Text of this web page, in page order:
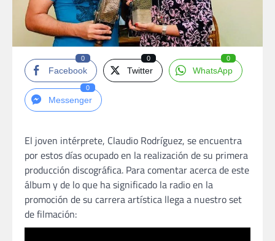
Facebook
0
Twitter
0
WhatsApp
0
Messenger
0
El joven intérprete, Claudio Rodríguez, se encuentra
por estos días ocupado en la realización de su primera
producción discográfica. Para comentar acerca de este
álbum y de lo que ha significado la radio en la
promoción de su carrera artística llega a nuestro set
de filmación: